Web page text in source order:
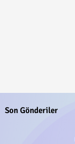
Son Gönderiler